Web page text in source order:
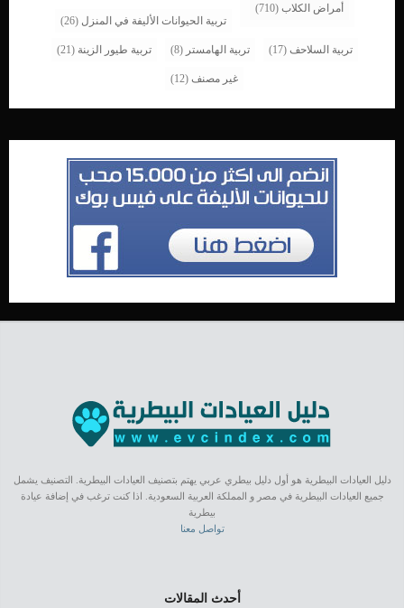
أمراض الكلاب (710)
تربية الحيوانات الأليفة في المنزل (26)
تربية السلاحف (17) تربية الهامستر (8) تربية طيور الزينة (21)
غير مصنف (12)
دليل العيادات البيطرية هو أول دليل بيطري عربي يهتم بتصنيف العيادات البيطرية. التصنيف يشمل
جميع العيادات البيطرية في مصر و المملكة العربية السعودية. اذا كنت ترغب في إضافة عيادة
بيطرية
تواصل معنا
أحدث المقالات